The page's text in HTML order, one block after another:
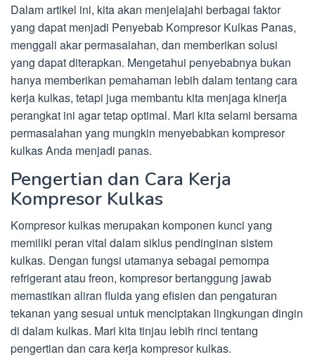
Dalam artikel ini, kita akan menjelajahi berbagai faktor
yang dapat menjadi Penyebab Kompresor Kulkas Panas,
menggali akar permasalahan, dan memberikan solusi
yang dapat diterapkan. Mengetahui penyebabnya bukan
hanya memberikan pemahaman lebih dalam tentang cara
kerja kulkas, tetapi juga membantu kita menjaga kinerja
perangkat ini agar tetap optimal. Mari kita selami bersama
permasalahan yang mungkin menyebabkan kompresor
kulkas Anda menjadi panas.
Pengertian dan Cara Kerja
Kompresor Kulkas
Kompresor kulkas merupakan komponen kunci yang
memiliki peran vital dalam siklus pendinginan sistem
kulkas. Dengan fungsi utamanya sebagai pemompa
refrigerant atau freon, kompresor bertanggung jawab
memastikan aliran fluida yang efisien dan pengaturan
tekanan yang sesuai untuk menciptakan lingkungan dingin
di dalam kulkas. Mari kita tinjau lebih rinci tentang
pengertian dan cara kerja kompresor kulkas.